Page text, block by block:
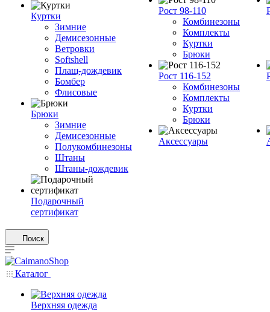
Куртки
Зимние
Демисезонные
Ветровки
Softshell
Плащ-дождевик
Бомбер
Флисовые
Брюки
Зимние
Демисезонные
Полукомбинезоны
Штаны
Штаны-дождевик
Подарочный
сертификат
Рост 98-110
Комбинезоны
Комплекты
Куртки
Брюки
Рост 116-152
Комбинезоны
Комплекты
Куртки
Брюки
Аксессуары
Поиск
Каталог
Верхняя одежда